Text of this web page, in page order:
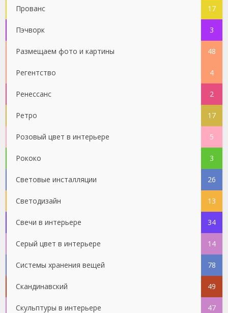
Прованс 17
Пэчворк 3
Размещаем фото и картины 48
Регентство 4
Ренессанс 2
Ретро 17
Розовый цвет в интерьере 5
Рококо 3
Световые инсталляции 26
Светодизайн 13
Свечи в интерьере 34
Серый цвет в интерьере 14
Системы хранения вещей 78
Скандинавский 49
Скульптуры в интерьере 47